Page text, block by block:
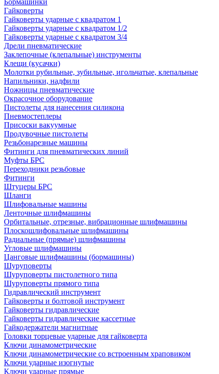
Бормашинки
Гайковерты
Гайковерты ударные с квадратом 1
Гайковерты ударные с квадратом 1/2
Гайковерты ударные с квадратом 3/4
Дрели пневматические
Заклепочные (клепальные) инструменты
Клещи (кусачки)
Молотки рубильные, зубильные, игольчатые, клепальные
Напильники, надфили
Ножницы пневматические
Окрасочное оборудование
Пистолеты для нанесения силикона
Пневмостеплеры
Присоски вакуумные
Продувочные пистолеты
Резьбонарезные машины
Фитинги для пневматических линий
Муфты БРС
Переходники резьбовые
Фитинги
Штуцеры БРС
Шланги
Шлифовальные машины
Ленточные шлифмашины
Орбитальные, отрезные, вибрационные шлифмашины
Плоскошлифовальные шлифмашины
Радиальные (прямые) шлифмашины
Угловые шлифмашины
Цанговые шлифмашины (бормашины)
Шуруповерты
Шуруповерты пистолетного типа
Шуруповерты прямого типа
Гидравлический инструмент
Гайковерты и болтовой инструмент
Гайковерты гидравлические
Гайковерты гидравлические кассетные
Гайкодержатели магнитные
Головки торцевые ударные для гайковерта
Ключи динамометрические
Ключи динамометрические со встроенным храповиком
Ключи ударные изогнутые
Ключи ударные прямые